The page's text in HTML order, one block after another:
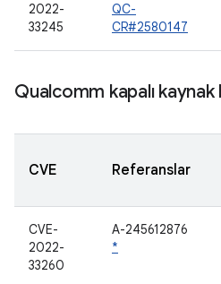
2022-
33245
QC-
CR#2580147
Qualcomm kapalı
CVE Referanslar
CVE-
2022-
33260
A-245612876
*